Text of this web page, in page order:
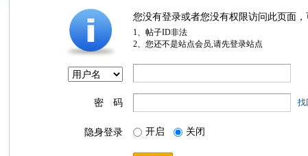
您没有登录或者您没有权限访问此页面
1、帖子ID非法
2、您还不是站点会员,请先登录站点
密 码 找
隐身登录 开启 关闭